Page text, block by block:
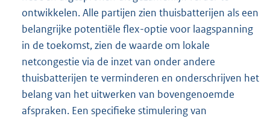
ontwikkelen. Alle partijen zien thuisbatterijen als een
belangrijke potentiële flex-optie voor laagspanning
in de toekomst, zien de waarde om lokale
netcongestie via de inzet van onder andere
thuisbatterijen te verminderen en onderschrijven het
belang van het uitwerken van bovengenoemde
afspraken. Een specifieke stimulering van